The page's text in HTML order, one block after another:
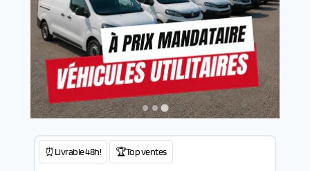
⏰Livrable 48h! 🏆Top ventes